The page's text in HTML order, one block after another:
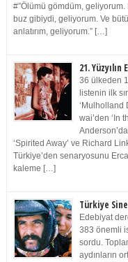
#”Ölümü gömdüm,
buz gibiydi, geliyorum. Ve
anlatırım, geliyorum.” […]
21. Yüzyılın
36 ülkeden
listenin ilk
‘Mulholland
wai’den ‘In
‘Spirited Away’ ve Richard
Türkiye’den senaryosunu
kaleme […]
Türkiye
Edebiyat
383 önemli
sordu.
aydınların